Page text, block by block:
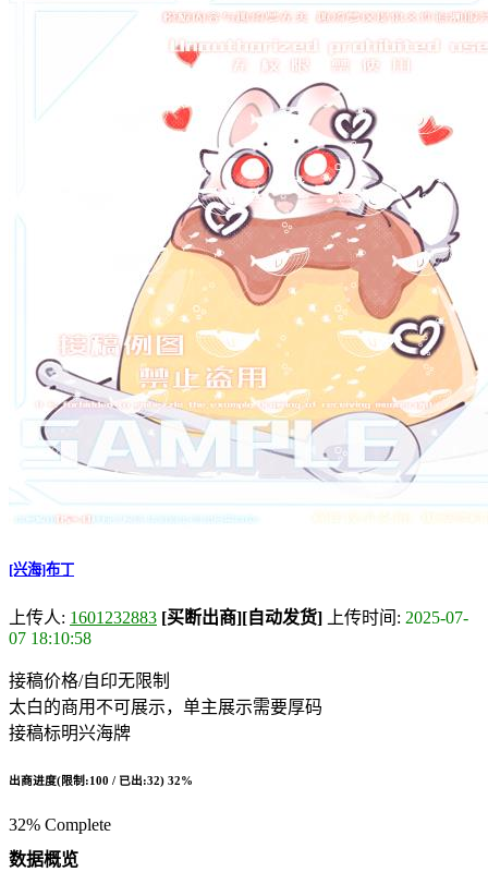
[兴海]布丁
上传人: 1601232883 [买断出商][自动发货] 上传时间: 2025-07-
07 18:10:58
接稿价格/自印无限制
太白的商用不可展示，单主展示需要厚码
接稿标明兴海牌
出商进度(限制:100 / 已出:32) 32%
32% Complete
数据概览